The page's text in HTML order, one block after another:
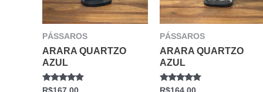
PÁSSAROS
ARARA QUARTZO
AZUL
AVALIAÇÃO
PÁSSAROS
ARARA QUARTZO
AZUL
AVALIAÇÃO